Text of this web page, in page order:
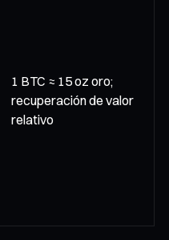
1 BTC ≈ 15 oz oro;
recuperación de valor
relativo